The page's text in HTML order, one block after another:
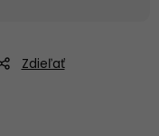
Zdieľať